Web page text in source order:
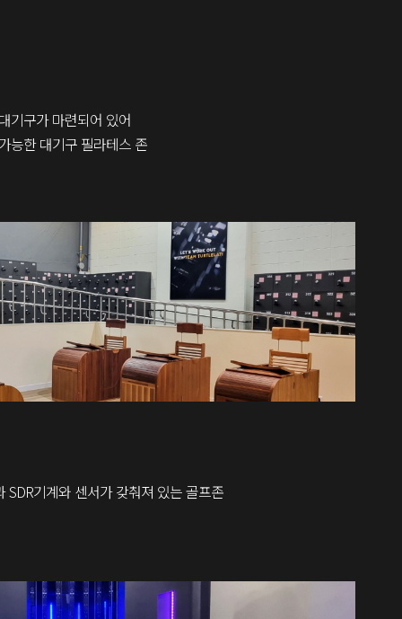
기구가 마련되어 있어
능한 대기구 필라테스 존
SDR기계와 센서가 갖춰져 있는 골프존